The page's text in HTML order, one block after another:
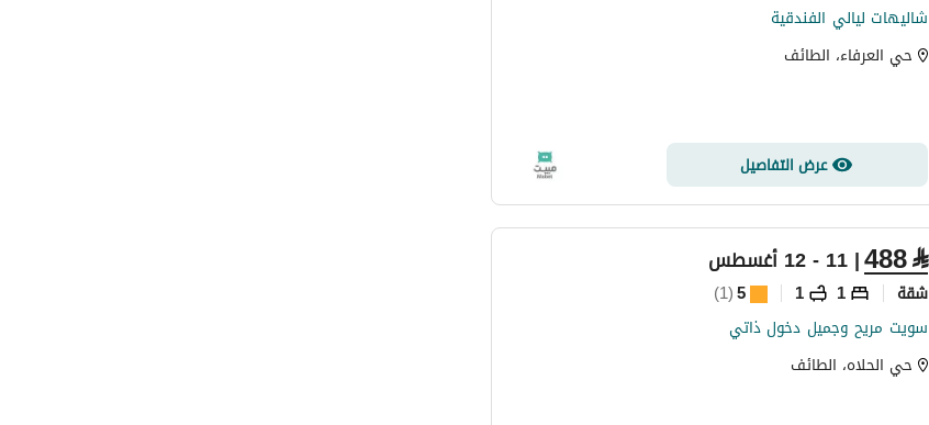
شاليهات ليالي الفندقية
حي العرفاء، الطائف
عرض التفاصيل
⃁
488| 11 - 12 أغسطس
شقة 1
1
5
(
1
)
سويت مريح وجميل دخول ذاتي
حي الحلاه، الطائف